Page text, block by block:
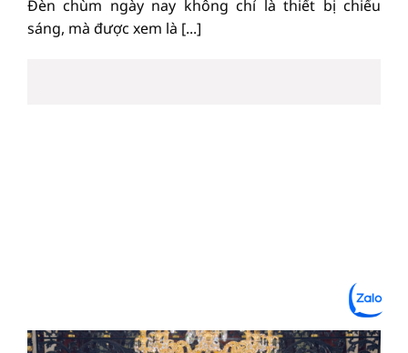
Đèn chùm ngày nay không chỉ là thiết bị chiếu
sáng, mà được xem là [...]